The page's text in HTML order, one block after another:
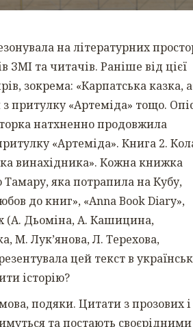
на літературних
та читачів. Раніше від цієї
зокрема: «Карпатська казка,
притулку «Артеміда» тощо.
натхненно продовжила
«Артеміда». Книга 2.
винахідника». Кожна книжка
Тамару, яка потрапила на Кубу,
до книг», «Anna Book Diary»,
(А. Дьоміна, А. Кашицина,
М. Лук’янова, Л. Терехова,
цей текст в
історію?
подяки. Цитати з прозових і
та постають своєрідними